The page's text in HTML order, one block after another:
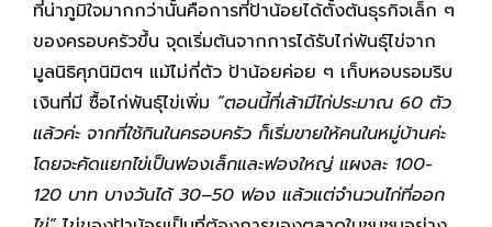
ที่น่าภูมิใจมากกว่านั้นคือการที่ป้าน้อยได้ตั้งต้นธุรกิจเล็ก ๆ
ของครอบครัวขึ้น จุดเริ่มต้นจากการได้รับไก่พันธุ์ไข่จาก
มูลนิธิศุภนิมิตฯ แม้ไม่กี่ตัว ป้าน้อยค่อย ๆ เก็บหอบรอมริบ
เงินที่มี ซื้อไก่พันธุ์ไข่เพิ่ม “ตอนนี้ที่เล้ามีไก่ประมาณ 60 ตัว
แล้วค่ะ จากที่ใช้กินในครอบครัว ก็เริ่มขายให้คนในหมู่บ้านค่ะ
โดยจะคัดแยกไข่เป็นฟองเล็กและฟองใหญ่ แผงละ 100-
120 บาท บางวันได้ 30–50 ฟอง แล้วแต่จำนวนไก่ที่ออก